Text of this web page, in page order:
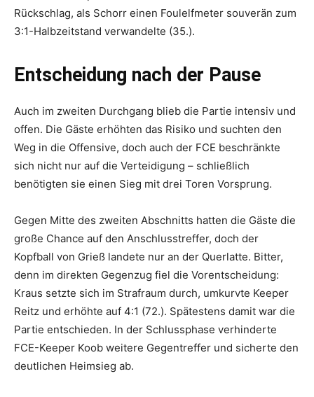
Rückschlag, als Schorr einen Foulelfmeter souverän zum
3:1-Halbzeitstand verwandelte (35.).
Entscheidung nach der Pause
Auch im zweiten Durchgang blieb die Partie intensiv und
offen. Die Gäste erhöhten das Risiko und suchten den
Weg in die Offensive, doch auch der FCE beschränkte
sich nicht nur auf die Verteidigung – schließlich
benötigten sie einen Sieg mit drei Toren Vorsprung.
Gegen Mitte des zweiten Abschnitts hatten die Gäste die
große Chance auf den Anschlusstreffer, doch der
Kopfball von Grieß landete nur an der Querlatte. Bitter,
denn im direkten Gegenzug fiel die Vorentscheidung:
Kraus setzte sich im Strafraum durch, umkurvte Keeper
Reitz und erhöhte auf 4:1 (72.). Spätestens damit war die
Partie entschieden. In der Schlussphase verhinderte
FCE-Keeper Koob weitere Gegentreffer und sicherte den
deutlichen Heimsieg ab.